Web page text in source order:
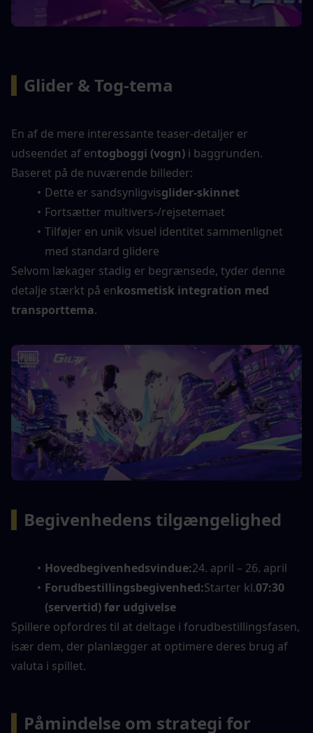
Glider & Tog-tema
En af de mere interessante teaser-detaljer er
udseendet af entogboggi (vogn) i baggrunden.
Baseret på de nuværende billeder:
Dette er sandsynligvisglider-skinnet
Fortsætter multivers-/rejsetemaet
Tilføjer en unik visuel identitet sammenlignet
med standard glidere
Selvom lækager stadig er begrænsede, tyder denne
detalje stærkt på enkosmetisk integration med
transporttema.
Begivenhedens tilgængelighed
Hovedbegivenhedsvindue:24. april – 26. april
Forudbestillingsbegivenhed:Starter kl.07:30
(servertid) før udgivelse
Spillere opfordres til at deltage i forudbestillingsfasen,
især dem, der planlægger at optimere deres brug af
valuta i spillet.
Påmindelse om strategi for